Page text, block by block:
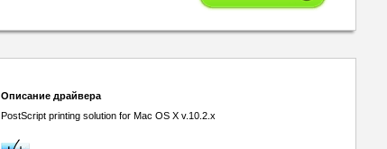
Описание драйвера
PostScript printing solution for Mac OS X v.10.2.x